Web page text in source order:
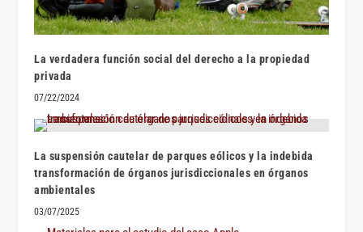
La verdadera función social del derecho a la propiedad
privada
07/22/2024
La suspensión cautelar de parques eólicos y la indebida
transformación de órganos jurisdiccionales en órganos
ambientales
03/07/2025